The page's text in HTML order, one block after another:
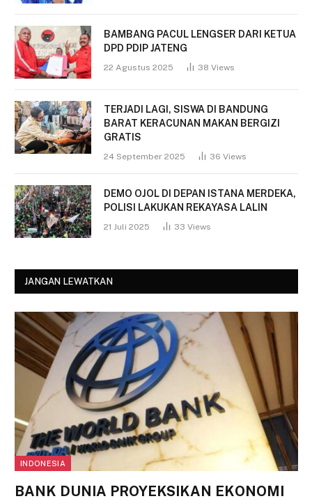
BAMBANG PACUL LENGSER DARI KETUA
DPD PDIP JATENG
22 Agustus 2025 38 Views
TERJADI LAGI, SISWA DI BANDUNG
BARAT KERACUNAN MAKAN BERGIZI
GRATIS
24 September 2025 36 Views
DEMO OJOL DI DEPAN ISTANA MERDEKA,
POLISI LAKUKAN REKAYASA LALIN
21 Juli 2025 33 Views
JANGAN LEWATKAN
INDONESIA
BANK DUNIA PROYEKSIKAN EKONOMI